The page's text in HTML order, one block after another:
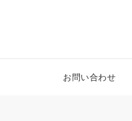
お問い合わせ